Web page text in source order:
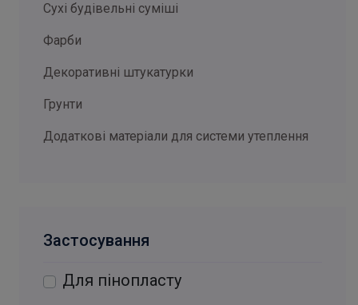
Сухі будівельні суміші
Фарби
Декоративні штукатурки
Грунти
Додаткові матеріали для системи утеплення
Застосування
Для пінопласту